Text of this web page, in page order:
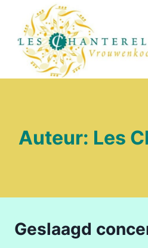
Doorgaan
inhoud
Auteur: Les
Geslaagd